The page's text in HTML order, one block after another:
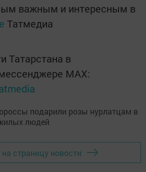
важным и интересным в
Татмедиа
Татарстана в
MАХ:
страницу новости